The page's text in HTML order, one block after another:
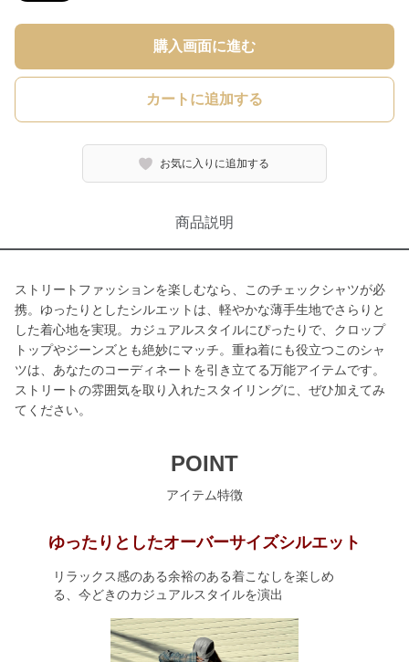
購入画面に進む
カートに追加する
お気に入りに追加する
商品説明
ストリートファッションを楽しむなら、このチェックシャツが必
携。ゆったりとしたシルエットは、軽やかな薄手生地でさらりと
した着心地を実現。カジュアルスタイルにぴったりで、クロップ
トップやジーンズとも絶妙にマッチ。重ね着にも役立つこのシャ
ツは、あなたのコーディネートを引き立てる万能アイテムです。
ストリートの雰囲気を取り入れたスタイリングに、ぜひ加えてみ
てください。
POINT
アイテム特徴
ゆったりとしたオーバーサイズシルエット
リラックス感のある余裕のある着こなしを楽しめ
る、今どきのカジュアルスタイルを演出